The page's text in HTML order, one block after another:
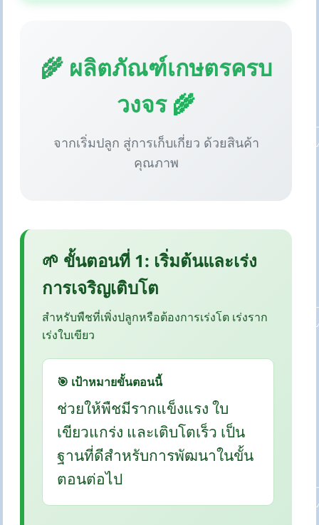
🌾 ผลิตภัณฑ์เกษตรครบ
วงจร 🌾
จากเริ่มปลูก สู่การเก็บเกี่ยว ด้วยสินค้า
คุณภาพ
🌱 ขั้นตอนที่ 1: เริ่มต้นและเร่ง
การเจริญเติบโต
สำหรับพืชที่เพิ่งปลูกหรือต้องการเร่งโต เร่งราก
เร่งใบเขียว
🎯 เป้าหมายขั้นตอนนี้
ช่วยให้พืชมีรากแข็งแรง ใบ
เขียวแกร่ง และเติบโตเร็ว เป็น
ฐานที่ดีสำหรับการพัฒนาในขั้น
ตอนต่อไป